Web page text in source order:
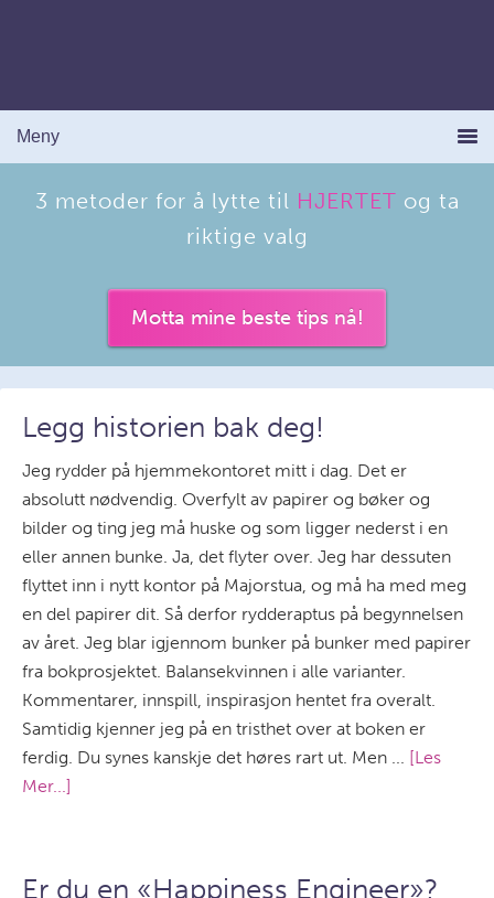
3 metoder for å lytte til HJERTET og ta
riktige valg
Motta mine beste tips nå!
Legg historien bak deg!
Jeg rydder på hjemmekontoret mitt i dag. Det er
absolutt nødvendig. Overfylt av papirer og bøker og
bilder og ting jeg må huske og som ligger nederst i en
eller annen bunke. Ja, det flyter over. Jeg har dessuten
flyttet inn i nytt kontor på Majorstua, og må ha med meg
en del papirer dit. Så derfor rydderaptus på begynnelsen
av året. Jeg blar igjennom bunker på bunker med papirer
fra bokprosjektet. Balansekvinnen i alle varianter.
Kommentarer, innspill, inspirasjon hentet fra overalt.
Samtidig kjenner jeg på en tristhet over at boken er
ferdig. Du synes kanskje det høres rart ut. Men ... [Les
Mer...]
Er du en «Happiness Engineer»?